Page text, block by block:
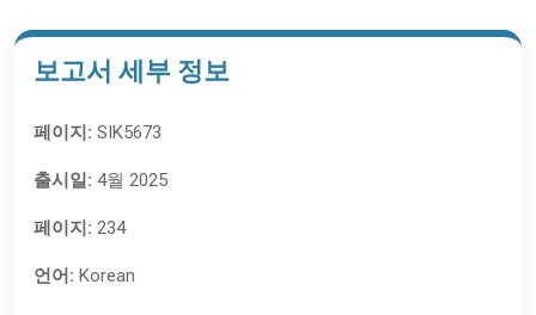
보고서 세부 정보
페이지: SIK5673
출시일: 4월 2025
페이지: 234
언어: Korean